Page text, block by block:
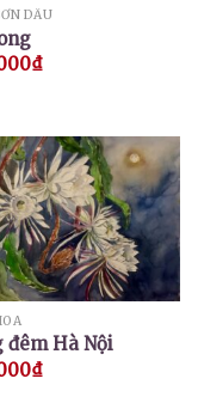
DẦU
₫
đêm Hà Nội
₫